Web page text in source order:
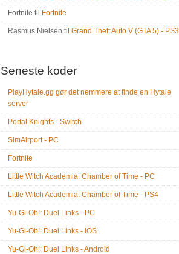
Fortnite til Fortnite
Rasmus Nielsen til Grand Theft Auto V (GTA 5) - PS3
Seneste koder
PlayHytale.gg gør det nemmere at finde en Hytale
server
Portal Knights - Switch
SimAirport - PC
Fortnite
Little Witch Academia: Chamber of Time - PC
Little Witch Academia: Chamber of Time - PS4
Yu-Gi-Oh!: Duel Links - PC
Yu-Gi-Oh!: Duel Links - iOS
Yu-Gi-Oh!: Duel Links - Android